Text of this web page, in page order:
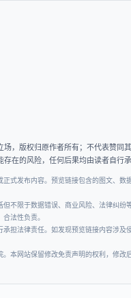
，版权归原作者所有；不代表赞同
在的风险，任何后果均由读者自行承
式发布内容。预览链接包含的图文、数
不限于数据错误、商业风险、法律纠
法性负责。
担法律责任。如发现预览链接内容涉
本网站保留修改免责声明的权利，修